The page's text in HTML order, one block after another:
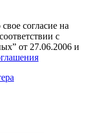
согласие на
с
от 27.06.2006 и